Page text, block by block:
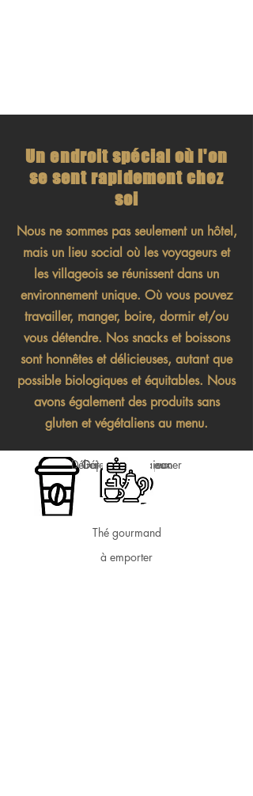
Un endroit spécial où l'on
se sent rapidement chez
soi
Nous ne sommes pas seulement un hôtel,
mais un lieu social où les voyageurs et
les villageois se réunissent dans un
environnement unique. Où vous pouvez
travailler, manger, boire, dormir et/ou
vous détendre. Nos snacks et boissons
sont honnêtes et délicieuses, autant que
possible biologiques et équitables. Nous
avons également des produits sans
gluten et végétaliens au menu.
Délicieux petit déjeuner
Déjeuner délicieux
Gateau fait maison
Apéro
Thé gourmand
à emporter